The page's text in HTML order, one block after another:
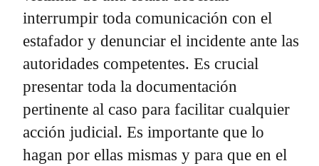
interrumpir toda comunicación con el
estafador y denunciar el incidente ante las
autoridades competentes. Es crucial
presentar toda la documentación
pertinente al caso para facilitar cualquier
acción judicial. Es importante que lo
hagan por ellas mismas y para que en el